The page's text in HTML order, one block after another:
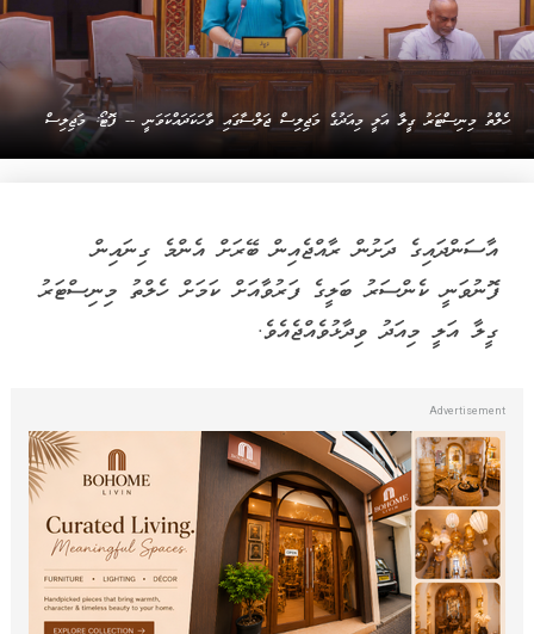
ހެލްތު މިނިސްޓަރު ގީލާ އަލީ މިއަދުގެ މަޖިލިސް ޖަލްސާގައި ވާހަކަދައްކަވަނީ -- ފޮޓޯ: މަޖިލިސް
އާސަންދައިގެ ދަށުން ރާއްޖެއިން ބޭރަށް އެންމެ ގިނައިން
ފޮނުވަނީ ކެންސަރު ބަލީގެ ފަރުވާއަށް ކަމަށް ހެލްތު މިނިސްޓަރު
ގީލާ އަލީ މިއަދު ވިދާޅުވެއްޖެއެވެ.